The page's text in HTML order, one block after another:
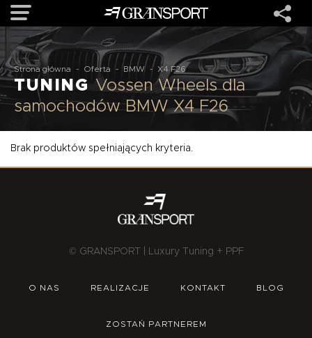
OFERTA
MARKI
REALIZACJE
O NAS
Strona główna - Oferta - BMW - X4 F26
TUNING Vossen Wheels dla
samochodów BMW X4 F26
Brak produktów spełniających kryteria.
© GRANSPORT | Luxury Tuning + PPF
O NAS REALIZACJE KONTAKT BLOG
ZOSTAŃ PARTNEREM